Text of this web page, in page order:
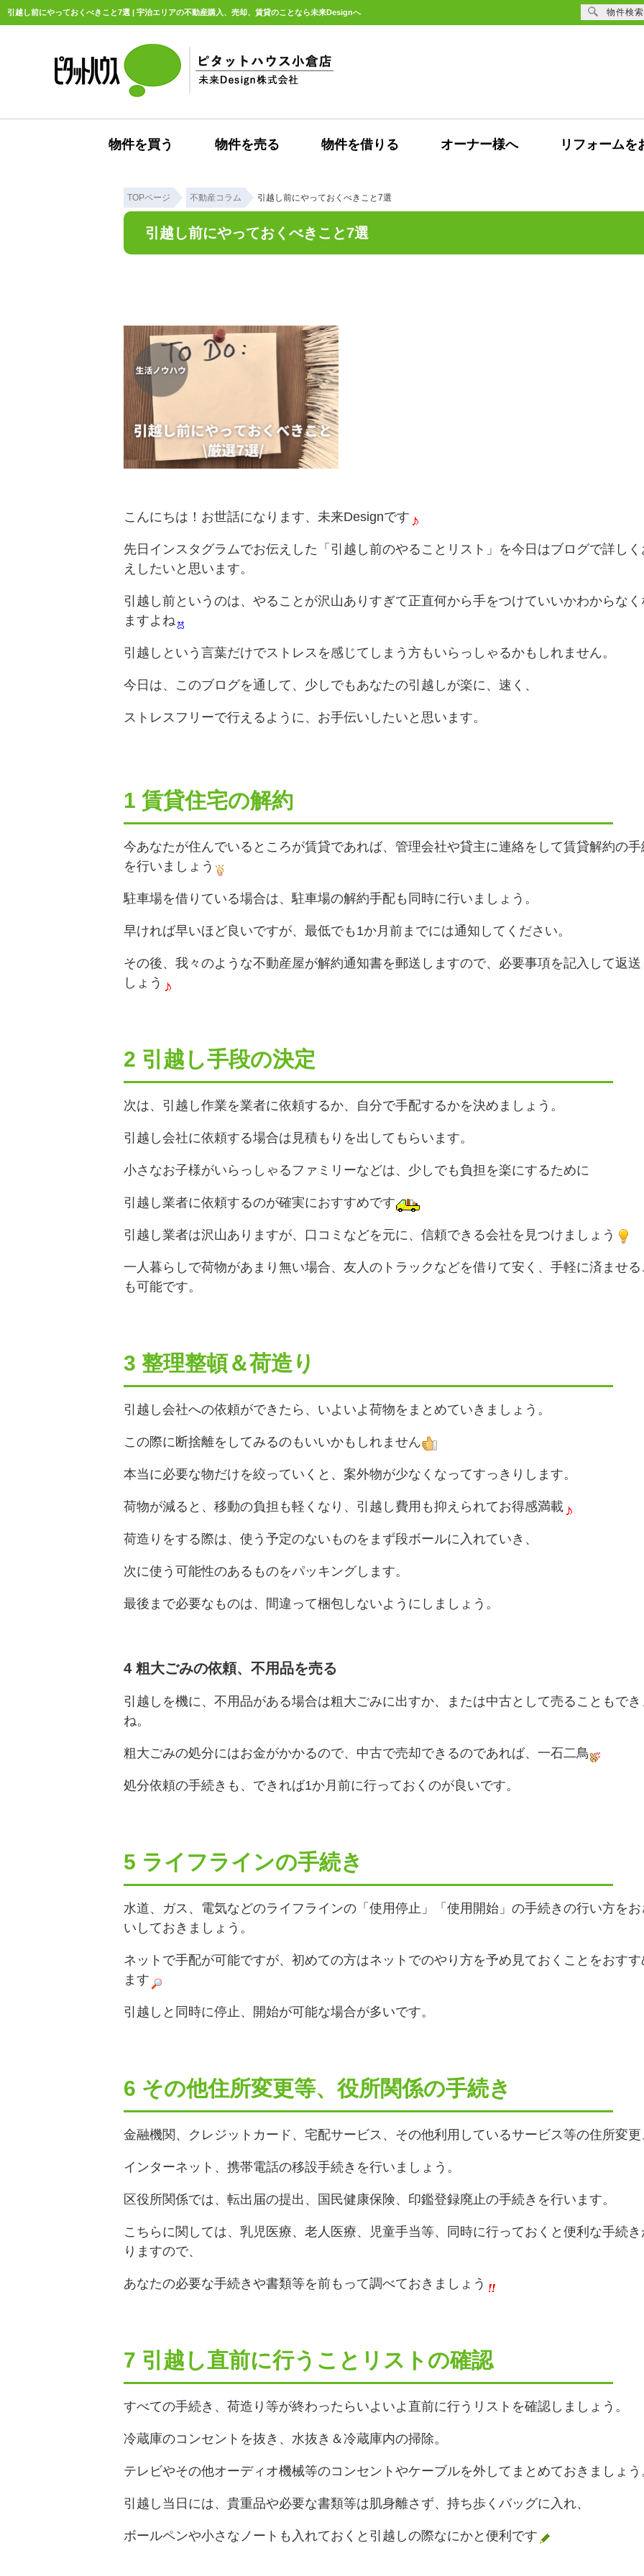
引越し前にやっておくべきこと7選 | 宇治エリアの不動産購入、売却、賃貸のことなら未来Designへ
物件を買う 物件を売る 物件を借りる オーナー様へ リフォームを
TOPページ 不動産コラム 引越し前にやっておくべきこと7選
引越し前にやっておくべきこと7選
こんにちは！お世話になります、未来Designです
先日インスタグラムでお伝えした「引越し前のやることリスト」を今日はブログで詳しく
えしたいと思います。
引越し前というのは、やることが沢山ありすぎて正直何から手をつけていいかわからなく
ますよね
引越しという言葉だけでストレスを感じてしまう方もいらっしゃるかもしれません。
今日は、このブログを通して、少しでもあなたの引越しが楽に、速く、
ストレスフリーで行えるように、お手伝いしたいと思います。
1 賃貸住宅の解約
今あなたが住んでいるところが賃貸であれば、管理会社や貸主に連絡をして賃貸解約の手
を行いましょう
駐車場を借りている場合は、駐車場の解約手配も同時に行いましょう。
早ければ早いほど良いですが、最低でも1か月前までには通知してください。
その後、我々のような不動産屋が解約通知書を郵送しますので、必要事項を記入して返送
しょう
2 引越し手段の決定
次は、引越し作業を業者に依頼するか、自分で手配するかを決めましょう。
引越し会社に依頼する場合は見積もりを出してもらいます。
小さなお子様がいらっしゃるファミリーなどは、少しでも負担を楽にするために
引越し業者に依頼するのが確実におすすめです
引越し業者は沢山ありますが、口コミなどを元に、信頼できる会社を見つけましょう
一人暮らしで荷物があまり無い場合、友人のトラックなどを借りて安く、手軽に済ませる
も可能です。
3 整理整頓＆荷造り
引越し会社への依頼ができたら、いよいよ荷物をまとめていきましょう。
この際に断捨離をしてみるのもいいかもしれません
本当に必要な物だけを絞っていくと、案外物が少なくなってすっきりします。
荷物が減ると、移動の負担も軽くなり、引越し費用も抑えられてお得感満載
荷造りをする際は、使う予定のないものをまず段ボールに入れていき、
次に使う可能性のあるものをパッキングします。
最後まで必要なものは、間違って梱包しないようにしましょう。
4 粗大ごみの依頼、不用品を売る
引越しを機に、不用品がある場合は粗大ごみに出すか、または中古として売ることもでき
ね。
粗大ごみの処分にはお金がかかるので、中古で売却できるのであれば、一石二鳥
処分依頼の手続きも、できれば1か月前に行っておくのが良いです。
5 ライフラインの手続き
水道、ガス、電気などのライフラインの「使用停止」「使用開始」の手続きの行い方をお
いしておきましょう。
ネットで手配が可能ですが、初めての方はネットでのやり方を予め見ておくことをおすす
ます
引越しと同時に停止、開始が可能な場合が多いです。
6 その他住所変更等、役所関係の手続き
金融機関、クレジットカード、宅配サービス、その他利用しているサービス等の住所変更
インターネット、携帯電話の移設手続きを行いましょう。
区役所関係では、転出届の提出、国民健康保険、印鑑登録廃止の手続きを行います。
こちらに関しては、乳児医療、老人医療、児童手当等、同時に行っておくと便利な手続き
りますので、
あなたの必要な手続きや書類等を前もって調べておきましょう
7 引越し直前に行うことリストの確認
すべての手続き、荷造り等が終わったらいよいよ直前に行うリストを確認しましょう。
冷蔵庫のコンセントを抜き、水抜き＆冷蔵庫内の掃除。
テレビやその他オーディオ機械等のコンセントやケーブルを外してまとめておきましょう
引越し当日には、貴重品や必要な書類等は肌身離さず、持ち歩くバッグに入れ、
ボールペンや小さなノートも入れておくと引越しの際なにかと便利です
物件検索